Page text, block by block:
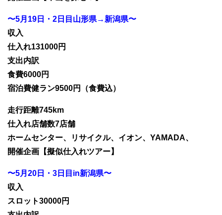
〜5月19日・2日目山形県→新潟県〜
収入
仕入れ131000円
支出内訳
食費6000円
宿泊費健ラン9500円（食費込）
走行距離745km
仕入れ店舗数7店舗
ホームセンター、リサイクル、イオン、YAMADA、
開催企画【擬似仕入れツアー】
〜5月20日・3日目in新潟県〜
収入
スロット30000円